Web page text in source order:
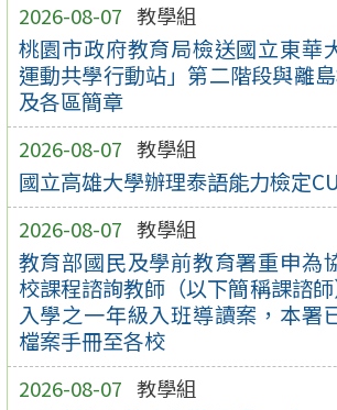
2026-08-07 教學組
桃園市政府教育局檢送國立東華
運動共學行動站」第二階段與離
及各區簡章
2026-08-07 教學組
國立高雄大學辦理泰語能力檢定
2026-08-07 教學組
教育部國民及學前教育署重申為
校課程諮詢教師（以下簡稱課諮
入學之一年級入班導讀案，本署
檔案手冊至各校
2026-08-07 教學組